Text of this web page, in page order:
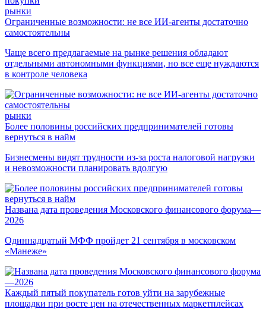
рынки
Ограниченные возможности: не все ИИ-агенты достаточно
самостоятельны
Чаще всего предлагаемые на рынке решения обладают
отдельными автономными функциями, но все еще нуждаются
в контроле человека
рынки
Более половины российских предпринимателей готовы
вернуться в найм
Бизнесмены видят трудности из-за роста налоговой нагрузки
и невозможности планировать вдолгую
Названа дата проведения Московского финансового форума—
2026
Одиннадцатый МФФ пройдет 21 сентября в московском
«Манеже»
Каждый пятый покупатель готов уйти на зарубежные
площадки при росте цен на отечественных маркетплейсах